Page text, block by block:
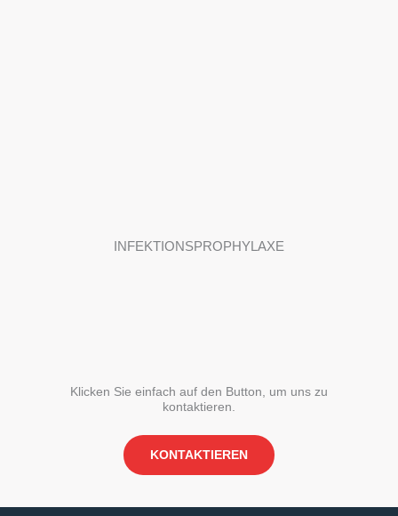
INFEKTIONS­PROPHYLAXE
Klicken Sie einfach auf den Button, um uns zu
kontaktieren.
KONTAKTIEREN